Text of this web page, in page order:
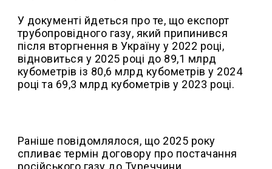
У документі йдеться про те, що експорт
трубопровідного газу, який припинився
після вторгнення в Україну у 2022 році,
відновиться у 2025 році до 89,1 млрд
кубометрів із 80,6 млрд кубометрів у 2024
році та 69,3 млрд кубометрів у 2023 році.
Раніше повідомлялося, що 2025 року
спливає термін договору про постачання
російського газу до Туреччини.